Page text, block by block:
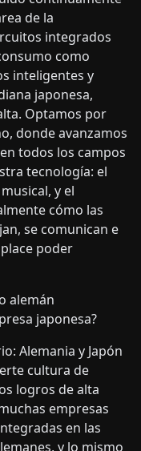
de la
integrados
como
inteligentes y
japonesa,
Optamos por
donde avanzamos
todos los campos
tecnología: el
y el
cómo las
se comunican e
poder
alemán
japonesa?
Alemania y Japón
cultura de
logros de alta
empresas
en las
y lo mismo